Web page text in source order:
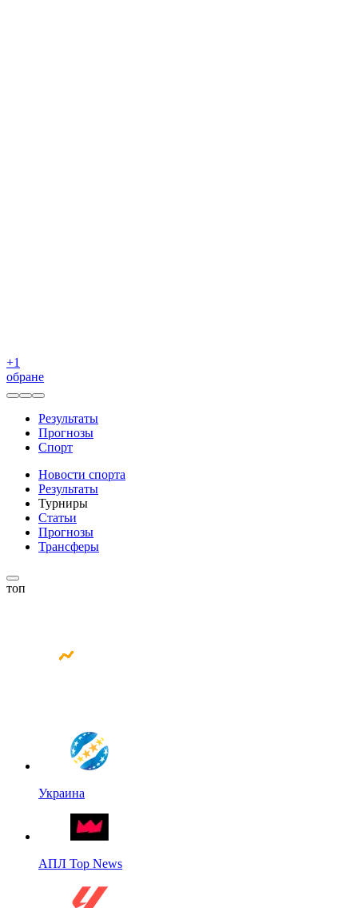
+1
обране
Результаты
Прогнозы
Спорт
Новости спорта
Результаты
Турниры
Статьи
Прогнозы
Трансферы
топ
Украина
АПЛ Top News